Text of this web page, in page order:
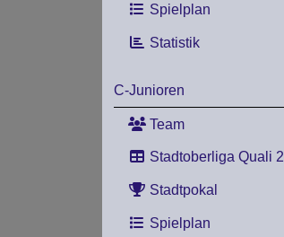
Spielplan
Statistik
C-Junioren
Team
Stadtoberliga Quali 2
Stadtpokal
Spielplan